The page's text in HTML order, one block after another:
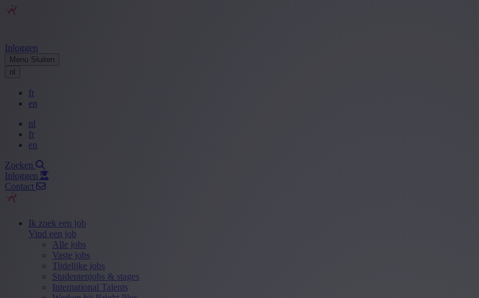
Inloggen
Menu Sluiten
nl
fr
en
nl
fr
en
Zoeken
Inloggen
Contact
Ik zoek een job
Vind een job
Alle jobs
Vaste jobs
Tijdelijke jobs
Studentenjobs & stages
International Talents